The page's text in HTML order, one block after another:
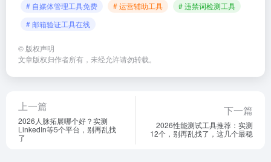
# 自媒体管理工具免费
# 运营辅助工具
# 违禁词检测工具
# 邮箱验证工具在线
© 版权声明
文章版权归作者所有，未经允许请勿转载。
上一篇
2026人脉拓展哪个好？实测
LinkedIn等5个平台，别再乱找
了
下一篇
2026性能测试工具推荐：实测
12个，别再乱找了，这几个最稳